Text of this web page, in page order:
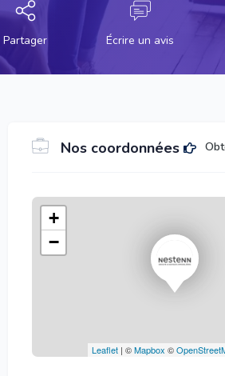
Partager Écrire un avis
Nos coordonnées
+
−
Leaflet| ©Mapbox ©